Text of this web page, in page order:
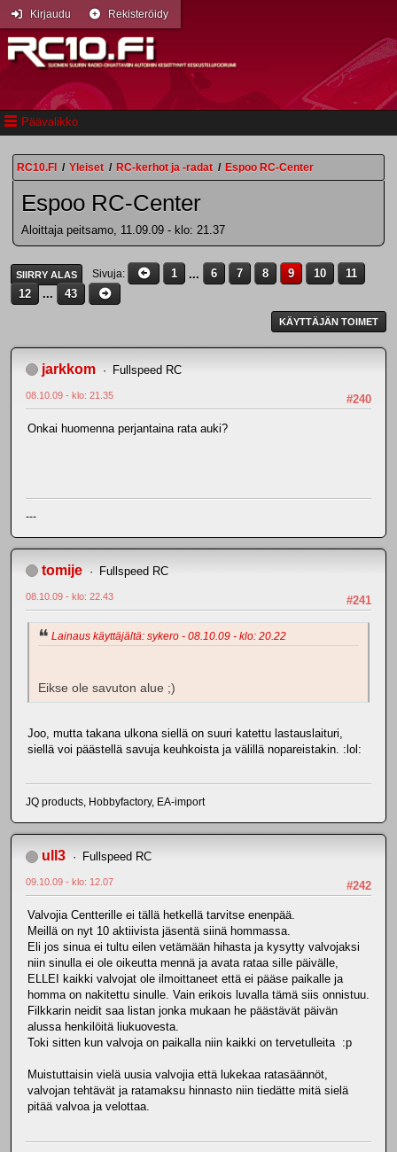
Päävalikko
Kirjaudu Rekisteröidy
RC10.FI / Yleiset / RC-kerhot ja -radat / Espoo RC-Center
Espoo RC-Center
Aloittaja peitsamo, 11.09.09 - klo: 21.37
SIIRRY ALAS Sivuja 1 ... 6 7 8 9 10
11
12
... 43
KÄYTTÄJÄN TOIMET
jarkkom Fullspeed RC
#240
08.10.09 - klo: 21.35
Onkai huomenna perjantaina rata auki?
---
tomije Fullspeed RC
#241
08.10.09 - klo: 22.43
Lainaus käyttäjältä: sykero - 08.10.09 - klo: 20.22
Eikse ole savuton alue ;)
Joo, mutta takana ulkona siellä on suuri katettu lastauslaituri,
siellä voi päästellä savuja keuhkoista ja välillä nopareistakin. :lol:
JQ products, Hobbyfactory, EA-import
ull3 Fullspeed RC
#242
09.10.09 - klo: 12.07
Valvojia Centterille ei tällä hetkellä tarvitse enenpää.
Meillä on nyt 10 aktiivista jäsentä siinä hommassa.
Eli jos sinua ei tultu eilen vetämään hihasta ja kysytty valvojaksi
niin sinulla ei ole oikeutta mennä ja avata rataa sille päivälle,
ELLEI kaikki valvojat ole ilmoittaneet että ei pääse paikalle ja
homma on nakitettu sinulle. Vain erikois luvalla tämä siis onnistuu.
Filkkarin neidit saa listan jonka mukaan he päästävät päivän
alussa henkilöitä liukuovesta.
Toki sitten kun valvoja on paikalla niin kaikki on tervetulleita :p
Muistuttaisin vielä uusia valvojia että lukekaa ratasäännöt,
valvojan tehtävät ja ratamaksu hinnasto niin tiedätte mitä sielä
pitää valvoa ja velottaa.